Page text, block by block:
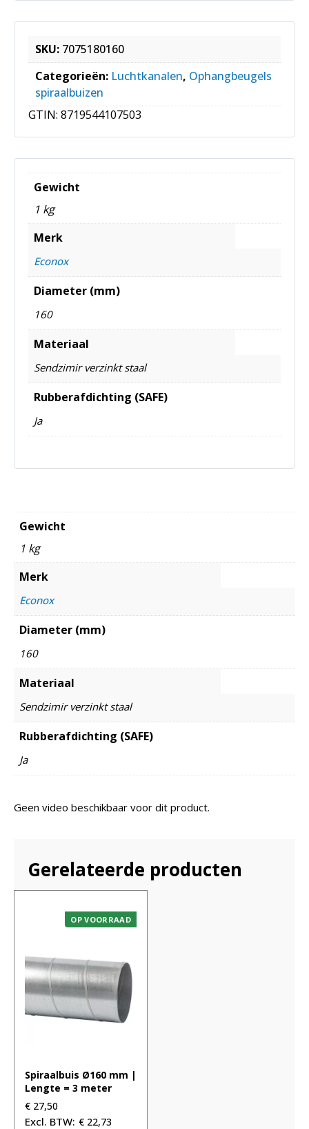
SKU: 7075180160
Categorieën: Luchtkanalen, Ophangbeugels
spiraalbuizen
GTIN: 8719544107503
Gewicht
1 kg
Merk
Econox
Diameter (mm)
160
Materiaal
Sendzimir verzinkt staal
Rubberafdichting (SAFE)
Ja
Gewicht
1 kg
Merk
Econox
Diameter (mm)
160
Materiaal
Sendzimir verzinkt staal
Rubberafdichting (SAFE)
Ja
Geen video beschikbaar voor dit product.
Gerelateerde producten
OP VOORRAAD
Spiraalbuis Ø160 mm |
Lengte = 3 meter
€ 27,50
€ 22,73